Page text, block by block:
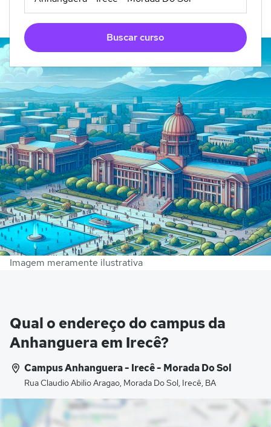
Buscar curso
Imagem meramente ilustrativa
Qual o endereço do campus da
Anhanguera em Irecê?
Campus Anhanguera - Irecê - Morada Do Sol
Rua Claudio Abilio Aragao, Morada Do Sol, Irecê, BA